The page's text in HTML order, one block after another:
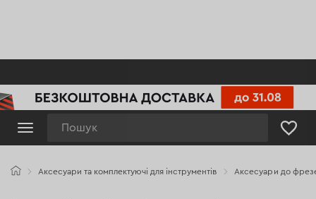
Аксесуари та комплектуючі для інструментів Аксесуари до